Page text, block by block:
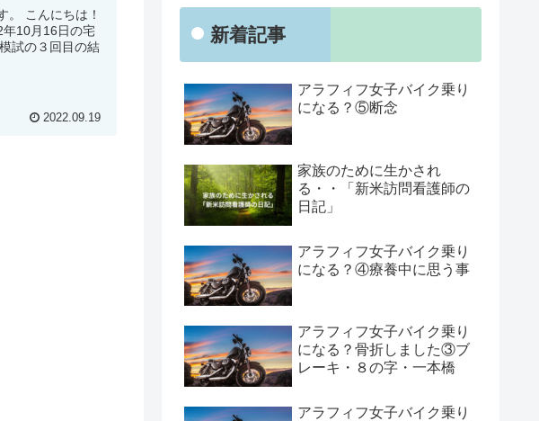
。 こんにちは！
10月16日の宅
試の３回目の結
2022.09.19
新着記事
アラフィフ女子バイク乗り
になる？⑤断念
家族のために生かされ
る・・「新米訪問看護師の
日記」
アラフィフ女子バイク乗り
になる？④療養中に思う事
アラフィフ女子バイク乗り
になる？骨折しました③ブ
レーキ・８の字・一本橋
アラフィフ女子バイク乗り